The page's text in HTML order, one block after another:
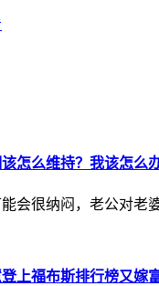
怎么维持？我该怎么办
会很纳闷，老公对老
上福布斯排行榜又嫁